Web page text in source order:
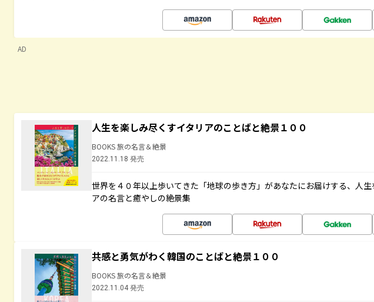
AD
人生を楽しみ尽くすイタリアのことばと絶景１００
BOOKS 旅の名言＆絶景
2022.11.18 発売
世界を４０年以上歩いてきた「地球の歩き方」があなたにお届けする、人生
アの名言と癒やしの絶景集
共感と勇気がわく韓国のことばと絶景１００
BOOKS 旅の名言＆絶景
2022.11.04 発売